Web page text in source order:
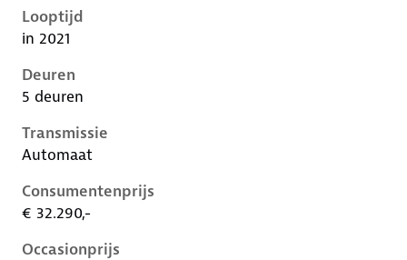
Looptijd
in 2021
Deuren
5 deuren
Transmissie
Automaat
Consumentenprijs
€ 32.290,-
Occasionprijs